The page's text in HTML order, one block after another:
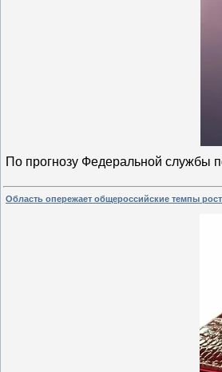
По прогнозу Федеральной службы
Область опережает общероссийские темпы